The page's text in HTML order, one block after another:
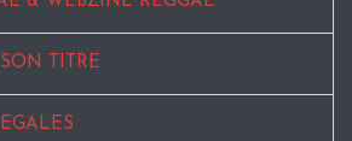
TITRE